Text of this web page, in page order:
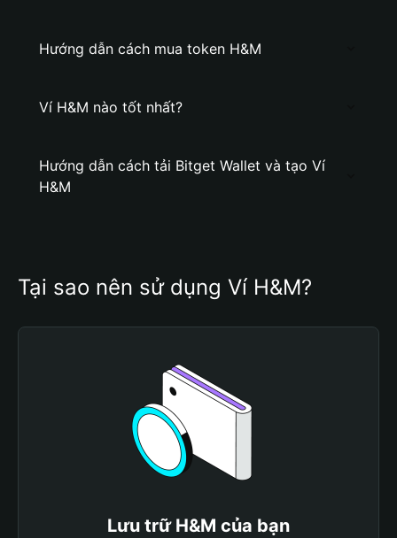
Hướng dẫn cách mua token H&M
Ví H&M nào tốt nhất?
Hướng dẫn cách tải Bitget Wallet và tạo Ví
H&M
Tại sao nên sử dụng Ví H&M?
Lưu trữ H&M của bạn